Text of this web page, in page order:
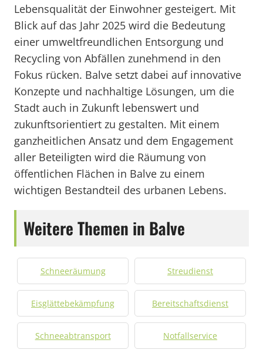
Lebensqualität der Einwohner gesteigert. Mit
Blick auf das Jahr 2025 wird die Bedeutung
einer umweltfreundlichen Entsorgung und
Recycling von Abfällen zunehmend in den
Fokus rücken. Balve setzt dabei auf innovative
Konzepte und nachhaltige Lösungen, um die
Stadt auch in Zukunft lebenswert und
zukunftsorientiert zu gestalten. Mit einem
ganzheitlichen Ansatz und dem Engagement
aller Beteiligten wird die Räumung von
öffentlichen Flächen in Balve zu einem
wichtigen Bestandteil des urbanen Lebens.
Weitere Themen in Balve
Schneeräumung Streudienst
Eisglättebekämpfung Bereitschaftsdienst
Schneeabtransport Notfallservice